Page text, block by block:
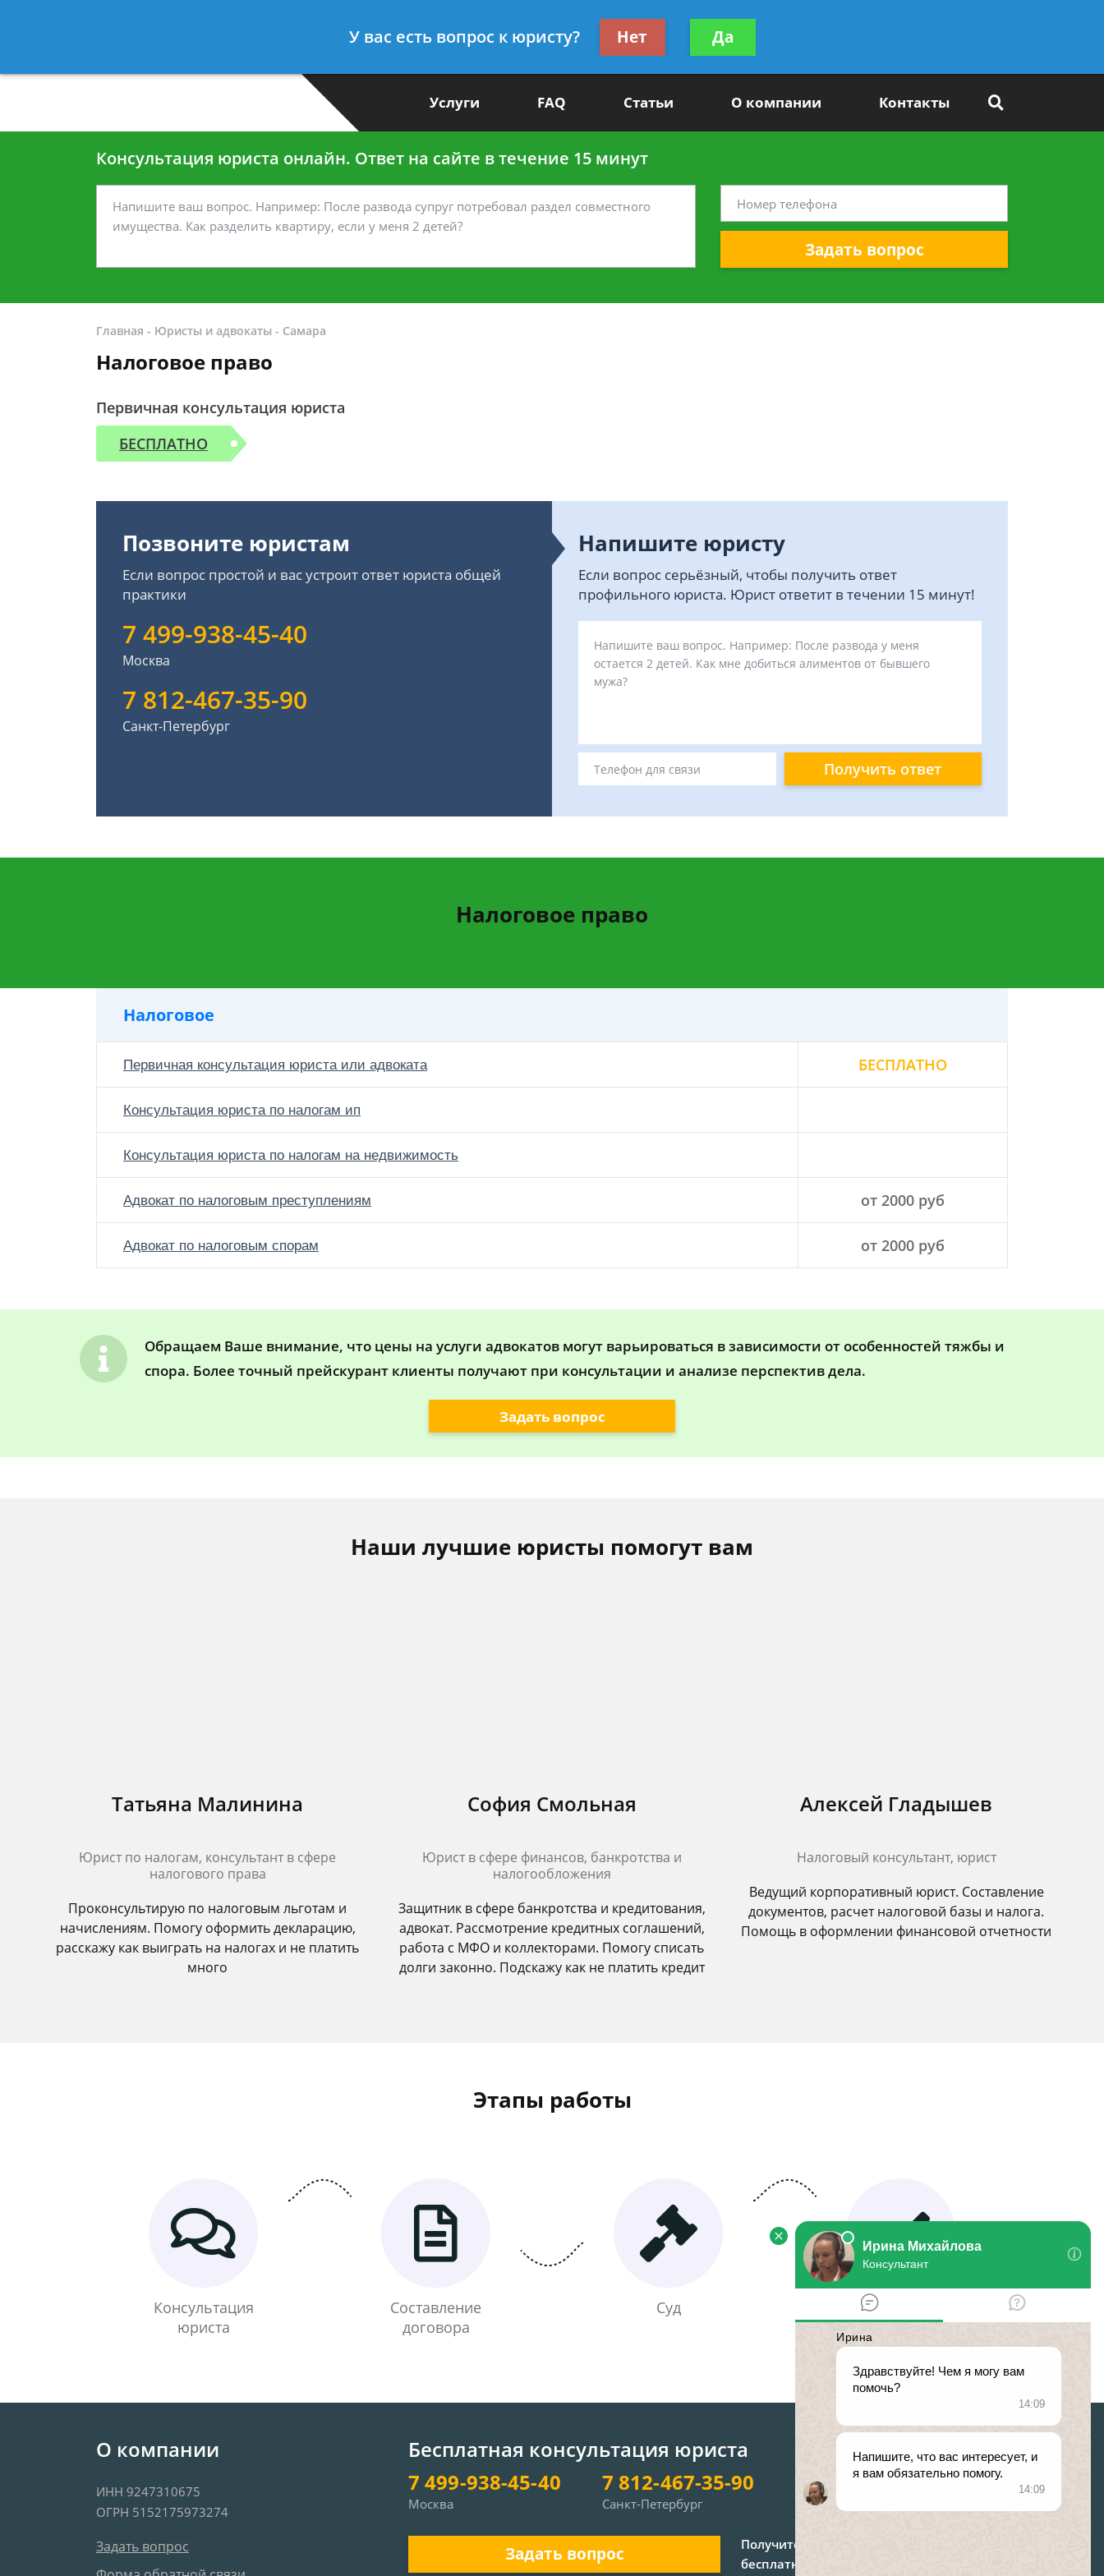
7 812-467-35-90
Получите консультацию
бесплатно
Услуги FAQ Статьи О компании Контакты
Консультация юриста онлайн. Ответ на сайте в течение 15 минут
Задать вопрос
Главная - Юристы и адвокаты - Самара
Налоговое право
Первичная консультация юриста
БЕСПЛАТНО
Позвоните юристам
Если вопрос простой и вас устроит ответ юриста общей
практики
7 499-938-45-40
Москва
7 812-467-35-90
Санкт-Петербург
Напишите юристу
Если вопрос серьёзный, чтобы получить ответ
профильного юриста. Юрист ответит в течении 15 минут!
Получить ответ
Налоговое право
Налоговое
Первичная консультация юриста или адвоката БЕСПЛАТНО
Консультация юриста по налогам ип
Консультация юриста по налогам на недвижимость
Адвокат по налоговым преступлениям от 2000 руб
Адвокат по налоговым спорам от 2000 руб
Обращаем Ваше внимание, что цены на услуги адвокатов могут варьироваться в зависимости от особенностей тяжбы и
спора. Более точный прейскурант клиенты получают при консультации и анализе перспектив дела.
Задать вопрос
Наши лучшие юристы помогут вам
Татьяна Малинина
Юрист по налогам, консультант в сфере
налогового права
Проконсультирую по налоговым льготам и
начислениям. Помогу оформить декларацию,
расскажу как выиграть на налогах и не платить
много
София Смольная
Юрист в сфере финансов, банкротства и
налогообложения
Защитник в сфере банкротства и кредитования,
адвокат. Рассмотрение кредитных соглашений,
работа с МФО и коллекторами. Помогу списать
долги законно. Подскажу как не платить кредит
Алексей Гладышев
Налоговый консультант, юрист
Ведущий корпоративный юрист. Составление
документов, расчет налоговой базы и налога.
Помощь в оформлении финансовой отчетности
Этапы работы
Консультация
юриста
Составление
договора
Суд
Решение
спора
О компании
ИНН 9247310675
ОГРН 5152175973274
Задать вопрос
Бесплатная консультация юриста
7 499-938-45-40
Москва
7 812-467-35-90
Санкт-Петербург
Задать вопрос
Получите консультацию
бесплатно
У вас есть вопрос к юристу? Нет Да